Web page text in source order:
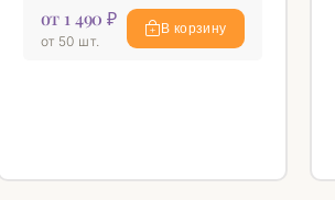
от 1 490 ₽
от 50 шт.
В корзину